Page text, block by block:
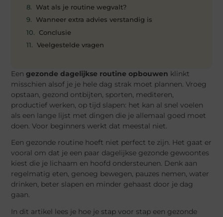
Wat als je routine wegvalt?
Wanneer extra advies verstandig is
Conclusie
Veelgestelde vragen
Eengezonde dagelijkse routine opbouwen klinkt
misschien alsof je je hele dag strak moet plannen. Vroeg
opstaan, gezond ontbijten, sporten, mediteren,
productief werken, op tijd slapen: het kan al snel voelen
als een lange lijst met dingen die je allemaal goed moet
doen. Voor beginners werkt dat meestal niet.
Een gezonde routine hoeft niet perfect te zijn. Het gaat er
vooral om dat je een paar dagelijkse gezonde gewoontes
kiest die je lichaam en hoofd ondersteunen. Denk aan
regelmatig eten, genoeg bewegen, pauzes nemen, water
drinken, beter slapen en minder gehaast door je dag
gaan.
In dit artikel lees je hoe je stap voor stap een gezonde